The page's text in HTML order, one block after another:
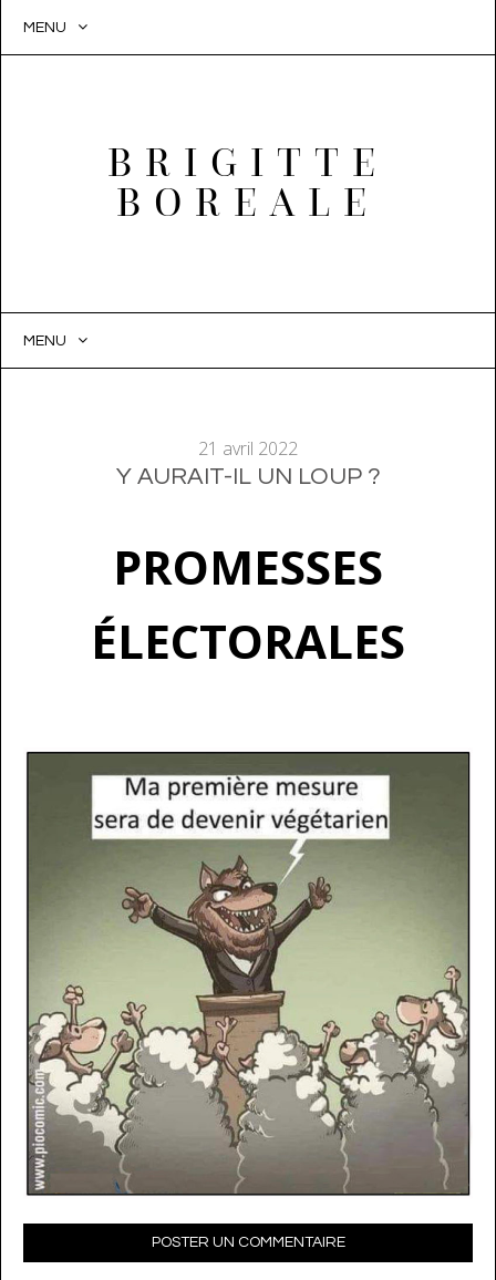
MENU
BRIGITTE
BOREALE
MENU
21 avril 2022
Y AURAIT-IL UN LOUP ?
PROMESSES
ÉLECTORALES
POSTER UN COMMENTAIRE